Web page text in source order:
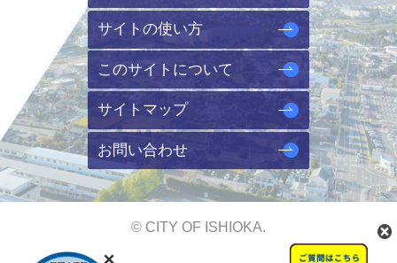
サイトの使い方
このサイトについて
サイトマップ
お問い合わせ
© CITY OF ISHIOKA.